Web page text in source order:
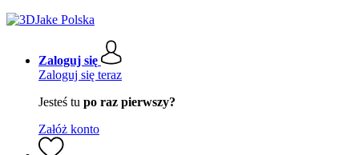
Zaloguj się
Zaloguj się teraz
Jesteś tu po raz pierwszy?
Załóż konto